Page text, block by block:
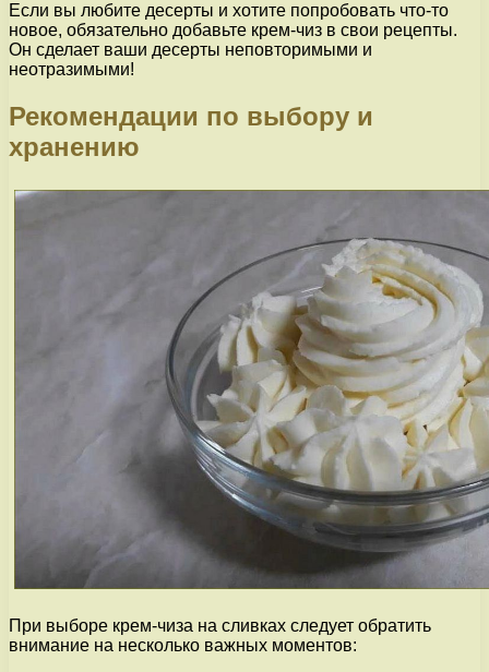
Если вы любите десерты и хотите попробовать что-то
новое, обязательно добавьте крем-чиз в свои рецепты.
Он сделает ваши десерты неповторимыми и
неотразимыми!
Рекомендации по выбору и
хранению
При выборе крем-чиза на сливках следует обратить
внимание на несколько важных моментов: